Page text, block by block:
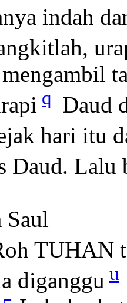
indah
q Daud
hari itu
Daud. Lalu
Saul
TUHAN
diganggu u